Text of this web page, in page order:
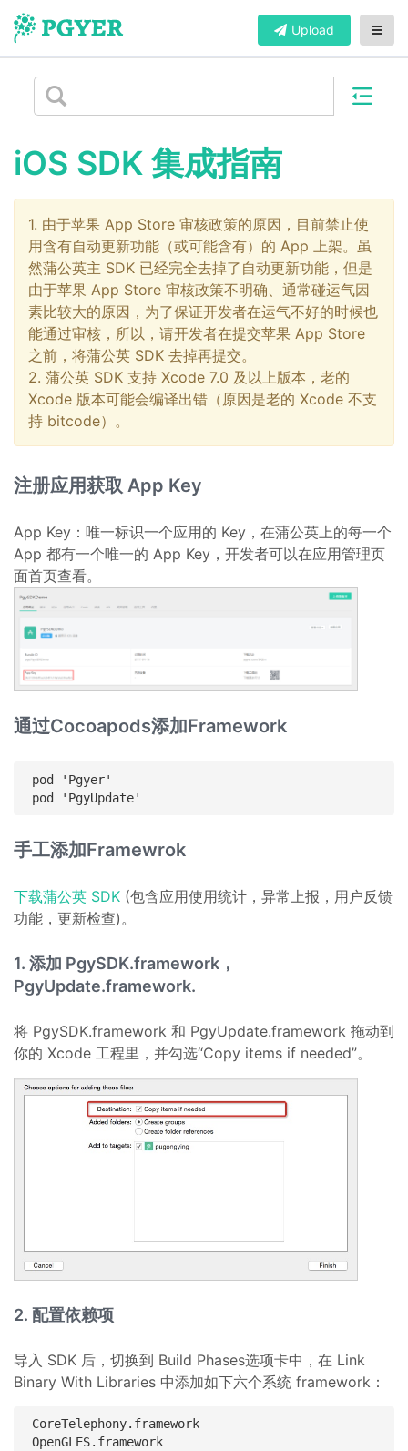
Upload
iOS SDK 集成指南
1. 由于苹果 App Store 审核政策的原因，目前禁止使
用含有自动更新功能（或可能含有）的 App 上架。虽
然蒲公英主 SDK 已经完全去掉了自动更新功能，但是
由于苹果 App Store 审核政策不明确、通常碰运气因
素比较大的原因，为了保证开发者在运气不好的时候也
能通过审核，所以，请开发者在提交苹果 App Store
之前，将蒲公英 SDK 去掉再提交。
2. 蒲公英 SDK 支持 Xcode 7.0 及以上版本，老的
Xcode 版本可能会编译出错（原因是老的 Xcode 不支
持 bitcode）。
注册应用获取 App Key
App Key：唯一标识一个应用的 Key，在蒲公英上的每一个
App 都有一个唯一的 App Key，开发者可以在应用管理页
面首页查看。
通过Cocoapods添加Framework
pod 'Pgyer'
手工添加Framewrok
下载蒲公英 SDK (包含应用使用统计，异常上报，用户反馈
功能，更新检查)。
1. 添加 PgySDK.framework，
PgyUpdate.framework.
将 PgySDK.framework 和 PgyUpdate.framework 拖动到
你的 Xcode 工程里，并勾选“Copy items if needed”。
2. 配置依赖项
导入 SDK 后，切换到 Build Phases选项卡中，在 Link
Binary With Libraries 中添加如下六个系统 framework：
CoreTelephony.framework
OpenGLES.framework